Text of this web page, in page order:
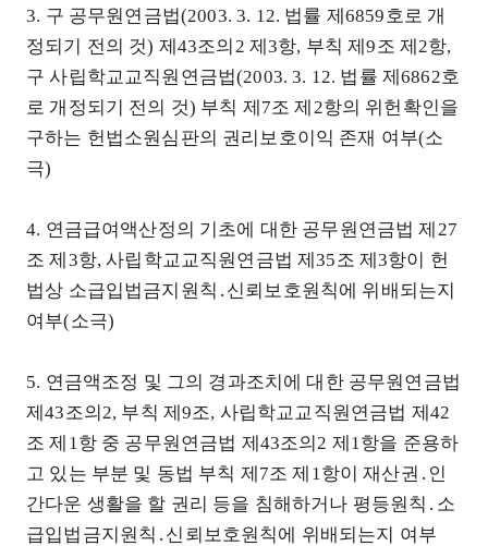
3. 구 공무원연금법(2003. 3. 12. 법률 제6859호로 개
정되기 전의 것) 제43조의2 제3항, 부칙 제9조 제2항,
구 사립학교교직원연금법(2003. 3. 12. 법률 제6862호
로 개정되기 전의 것) 부칙 제7조 제2항의 위헌확인을
구하는 헌법소원심판의 권리보호이익 존재 여부(소
극)
4. 연금급여액산정의 기초에 대한 공무원연금법 제27
조 제3항, 사립학교교직원연금법 제35조 제3항이 헌
법상 소급입법금지원칙․신뢰보호원칙에 위배되는지
여부(소극)
5. 연금액조정 및 그의 경과조치에 대한 공무원연금법
제43조의2, 부칙 제9조, 사립학교교직원연금법 제42
조 제1항 중 공무원연금법 제43조의2 제1항을 준용하
고 있는 부분 및 동법 부칙 제7조 제1항이 재산권․인
간다운 생활을 할 권리 등을 침해하거나 평등원칙․소
급입법금지원칙․신뢰보호원칙에 위배되는지 여부